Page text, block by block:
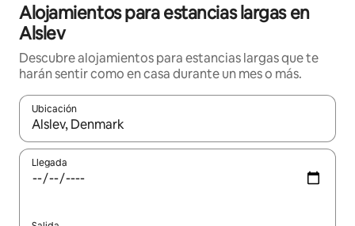
Alojamientos para estancias largas en
Alslev
Descubre alojamientos para estancias largas que te
harán sentir como en casa durante un mes o más.
Ubicación
Cuando los resultados estén disponibles, podrás navegar
Llegada